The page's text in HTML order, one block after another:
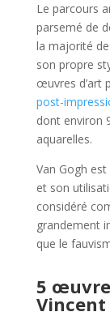
Le parcours
parsemé de
la majorité
son propre
œuvres d’art
post-
dont environ
aquarelles.
Van Gogh
et son
considéré
grandement
que le
5
Vincent